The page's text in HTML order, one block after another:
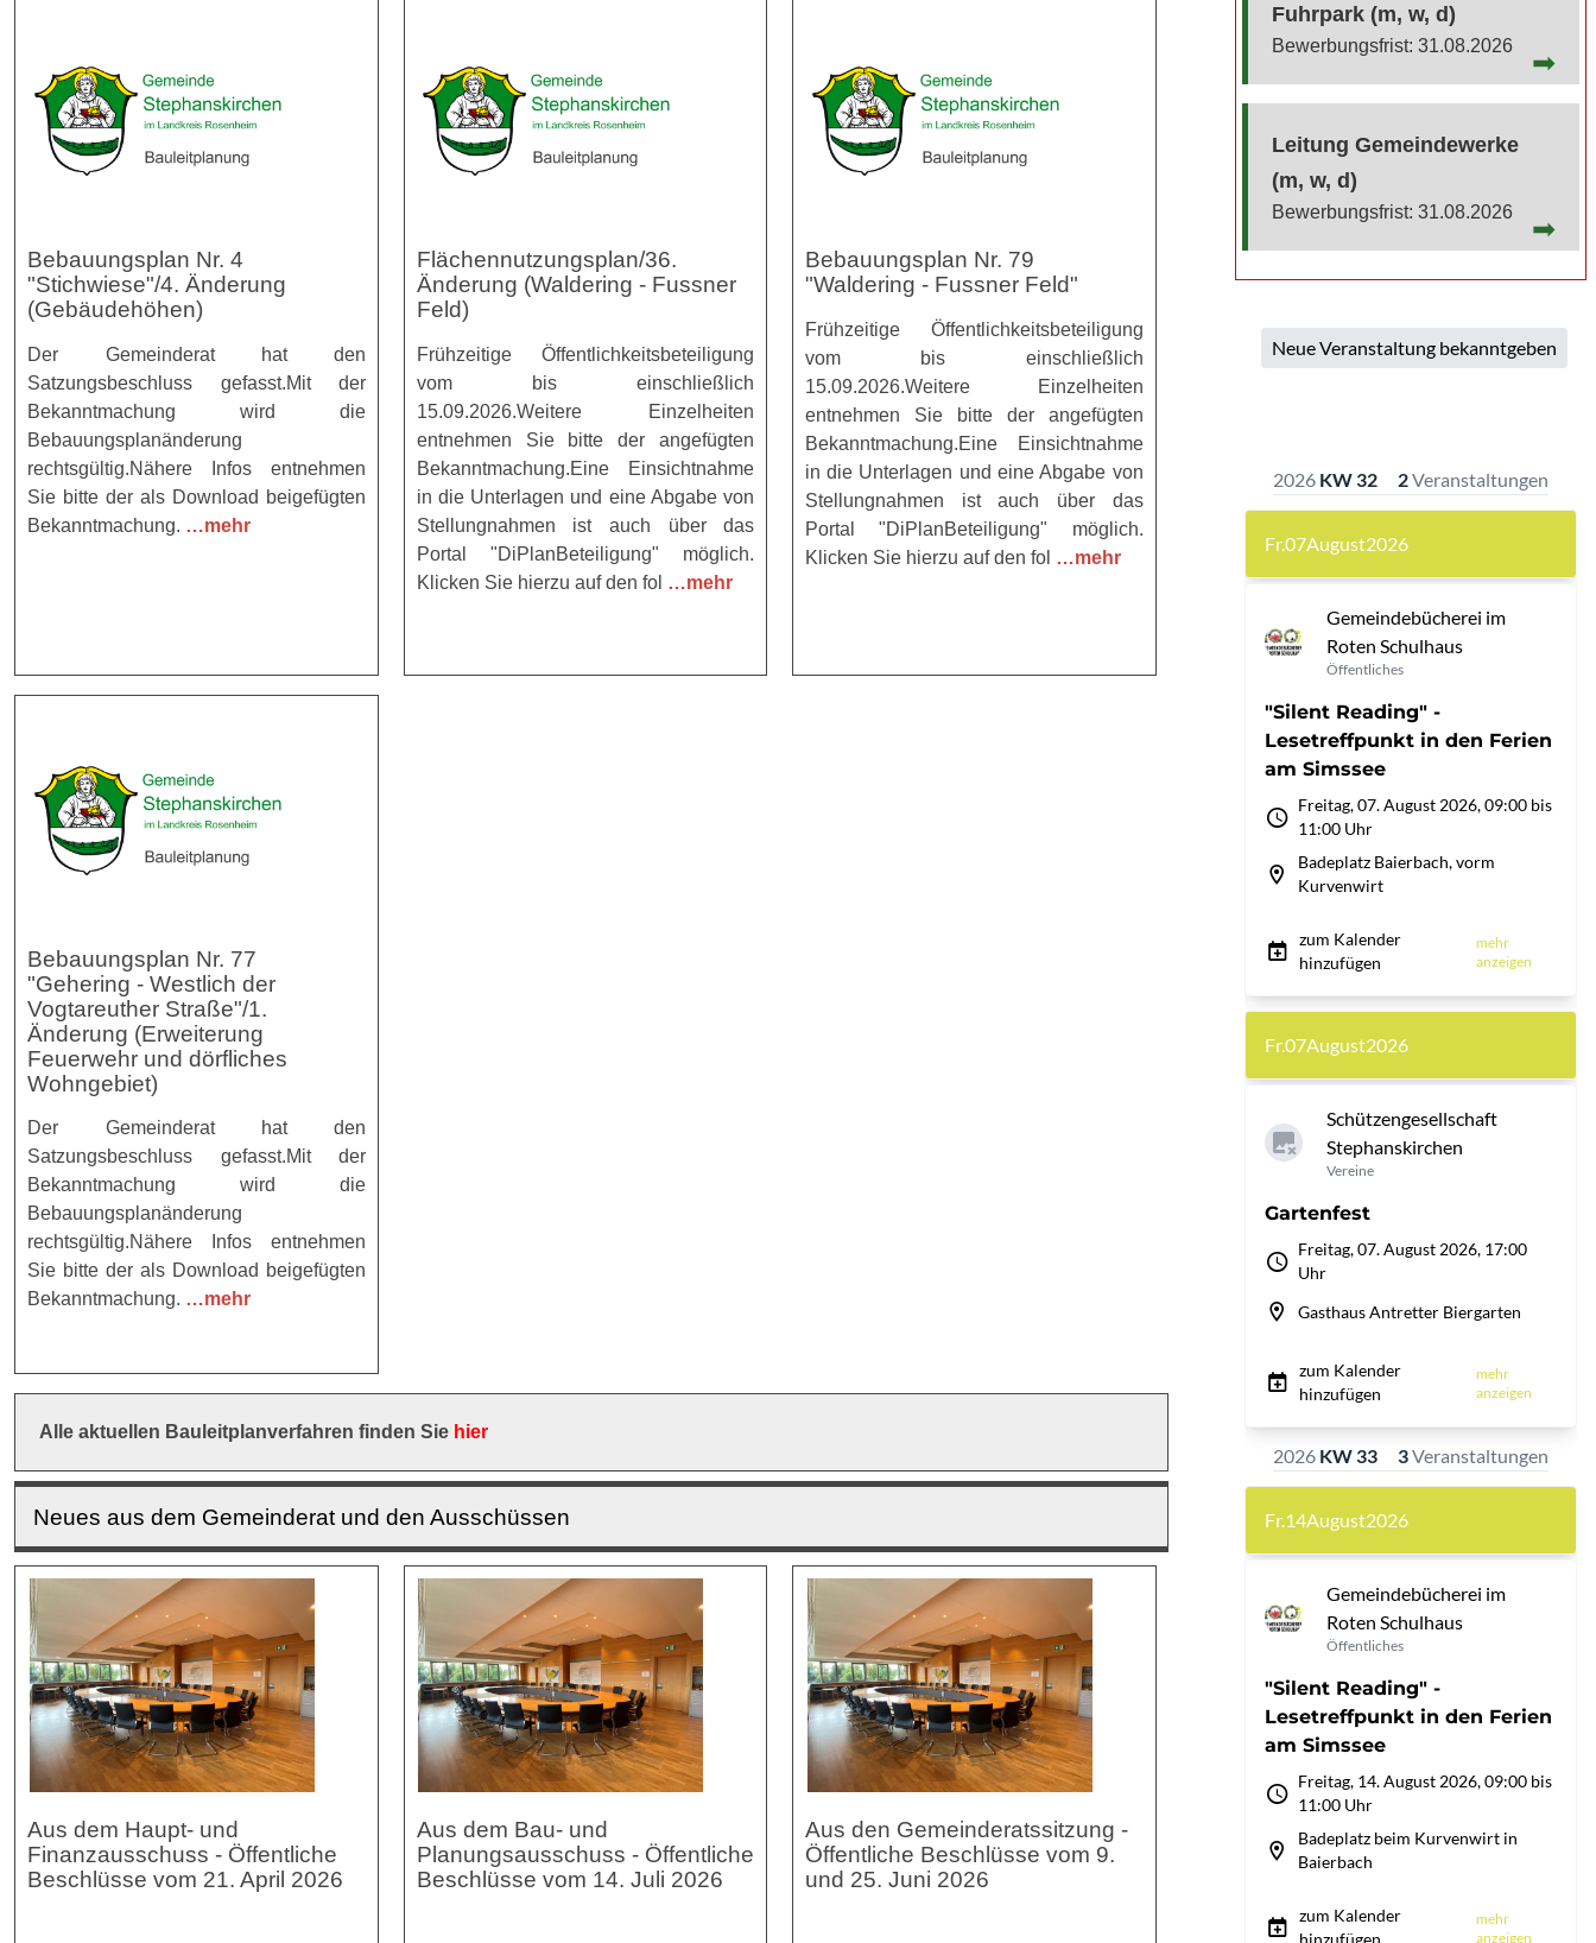
Bebauungsplan Nr. 4
"Stichwiese"/4. Änderung
(Gebäudehöhen)
Der Gemeinderat hat den
Satzungsbeschluss gefasst.Mit der
Bekanntmachung wird die
Bebauungsplanänderung
rechtsgültig.Nähere Infos entnehmen
Sie bitte der als Download beigefügten
Bekanntmachung. …mehr
Flächennutzungsplan/36.
Änderung (Waldering - Fussner
Feld)
Frühzeitige Öffentlichkeitsbeteiligung
vom bis einschließlich
15.09.2026.Weitere Einzelheiten
entnehmen Sie bitte der angefügten
Bekanntmachung.Eine Einsichtnahme
in die Unterlagen und eine Abgabe von
Stellungnahmen ist auch über das
Portal "DiPlanBeteiligung" möglich.
Klicken Sie hierzu auf den fol …mehr
Bebauungsplan Nr. 79
"Waldering - Fussner Feld"
Frühzeitige Öffentlichkeitsbeteiligung
vom bis einschließlich
15.09.2026.Weitere Einzelheiten
entnehmen Sie bitte der angefügten
Bekanntmachung.Eine Einsichtnahme
in die Unterlagen und eine Abgabe von
Stellungnahmen ist auch über das
Portal "DiPlanBeteiligung" möglich.
Klicken Sie hierzu auf den fol …mehr
Bebauungsplan Nr. 77
"Gehering - Westlich der
Vogtareuther Straße"/1.
Änderung (Erweiterung
Feuerwehr und dörfliches
Wohngebiet)
Der Gemeinderat hat den
Satzungsbeschluss gefasst.Mit der
Bekanntmachung wird die
Bebauungsplanänderung
rechtsgültig.Nähere Infos entnehmen
Sie bitte der als Download beigefügten
Bekanntmachung. …mehr
Alle aktuellen Bauleitplanverfahren finden Sie hier
Neues aus dem Gemeinderat und den Ausschüssen
Aus dem Haupt- und
Finanzausschuss - Öffentliche
Beschlüsse vom 21. April 2026
Aus dem Bau- und
Planungsausschuss - Öffentliche
Beschlüsse vom 14. Juli 2026
Aus den Gemeinderatssitzung -
Öffentliche Beschlüsse vom 9.
und 25. Juni 2026
Fuhrpark (m, w, d)
31.08.2026
Leitung Gemeindewerke
(m, w, d)
31.08.2026